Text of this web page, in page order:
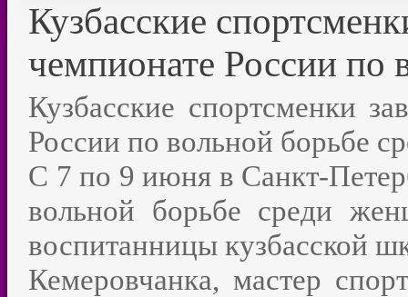
Кузбасские
чемпионате России по
Кузбасские спортсменки
России по вольной борьбе
С 7 по 9 июня в Санкт-
вольной борьбе среди
воспитанницы кузбасской
Кемеровчанка, мастер